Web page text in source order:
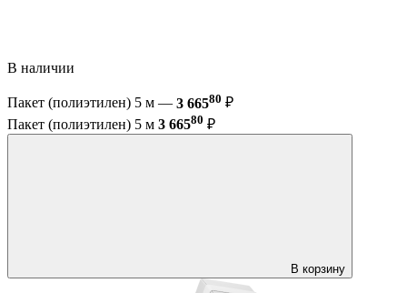
В наличии
Пакет (полиэтилен) 5 м — 3 66580 ₽
Пакет (полиэтилен) 5 м 3 66580 ₽
В корзину